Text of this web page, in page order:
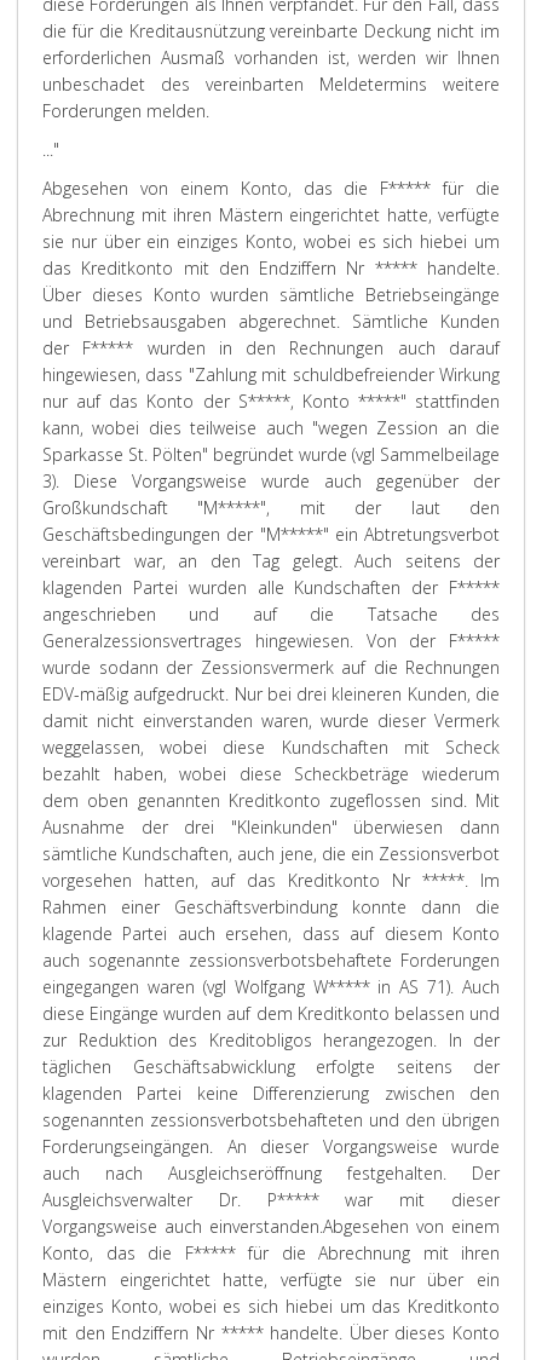
die für die Kreditausnützung vereinbarte Deckung nicht im
erforderlichen Ausmaß vorhanden ist, werden wir Ihnen
unbeschadet des vereinbarten Meldetermins weitere
Forderungen melden.
..."
Abgesehen von einem Konto, das die F***** für die
Abrechnung mit ihren Mästern eingerichtet hatte, verfügte
sie nur über ein einziges Konto, wobei es sich hiebei um
das Kreditkonto mit den Endziffern Nr ***** handelte.
Über dieses Konto wurden sämtliche Betriebseingänge
und Betriebsausgaben abgerechnet. Sämtliche Kunden
der F***** wurden in den Rechnungen auch darauf
hingewiesen, dass "Zahlung mit schuldbefreiender Wirkung
nur auf das Konto der S*****, Konto *****" stattfinden
kann, wobei dies teilweise auch "wegen Zession an die
Sparkasse St. Pölten" begründet wurde (vgl Sammelbeilage
3). Diese Vorgangsweise wurde auch gegenüber der
Großkundschaft "M*****", mit der laut den
Geschäftsbedingungen der "M*****" ein Abtretungsverbot
vereinbart war, an den Tag gelegt. Auch seitens der
klagenden Partei wurden alle Kundschaften der F*****
angeschrieben und auf die Tatsache des
Generalzessionsvertrages hingewiesen. Von der F*****
wurde sodann der Zessionsvermerk auf die Rechnungen
EDV-mäßig aufgedruckt. Nur bei drei kleineren Kunden, die
damit nicht einverstanden waren, wurde dieser Vermerk
weggelassen, wobei diese Kundschaften mit Scheck
bezahlt haben, wobei diese Scheckbeträge wiederum
dem oben genannten Kreditkonto zugeflossen sind. Mit
Ausnahme der drei "Kleinkunden" überwiesen dann
sämtliche Kundschaften, auch jene, die ein Zessionsverbot
vorgesehen hatten, auf das Kreditkonto Nr *****. Im
Rahmen einer Geschäftsverbindung konnte dann die
klagende Partei auch ersehen, dass auf diesem Konto
auch sogenannte zessionsverbotsbehaftete Forderungen
eingegangen waren (vgl Wolfgang W***** in AS 71). Auch
diese Eingänge wurden auf dem Kreditkonto belassen und
zur Reduktion des Kreditobligos herangezogen. In der
täglichen Geschäftsabwicklung erfolgte seitens der
klagenden Partei keine Differenzierung zwischen den
sogenannten zessionsverbotsbehafteten und den übrigen
Forderungseingängen. An dieser Vorgangsweise wurde
auch nach Ausgleichseröffnung festgehalten. Der
Ausgleichsverwalter Dr. P***** war mit dieser
Vorgangsweise auch einverstanden.Abgesehen von einem
Konto, das die F***** für die Abrechnung mit ihren
Mästern eingerichtet hatte, verfügte sie nur über ein
einziges Konto, wobei es sich hiebei um das Kreditkonto
mit den Endziffern Nr ***** handelte. Über dieses Konto